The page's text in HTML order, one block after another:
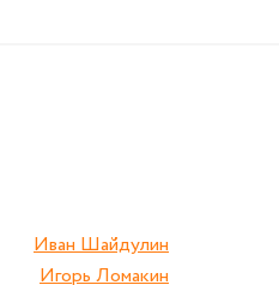
Иван Шайдулин
Игорь Ломакин